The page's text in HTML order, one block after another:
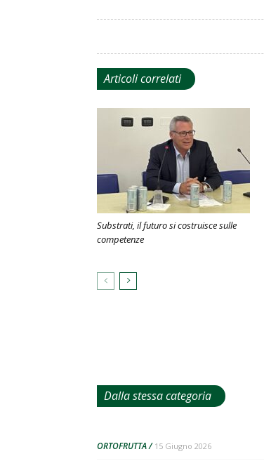
Articoli correlati
Substrati, il futuro si costruisce sulle
competenze
Dalla stessa categoria
ORTOFRUTTA 15 Giugno 2026